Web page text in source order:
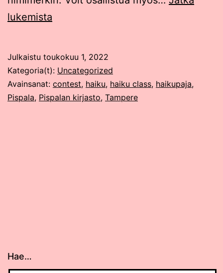
lukemista
Julkaistu toukokuu 1, 2022
Kategoria(t): Uncategorized
Avainsanat: contest, haiku, haiku class, haikupaja,
Pispala, Pispalan kirjasto, Tampere
Hae…